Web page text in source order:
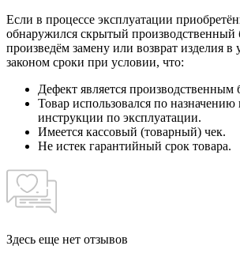
Если в процессе эксплуатации
обнаружился скрытый производственный
произведём замену или возврат изделия в
законом сроки при условии, что:
Дефект является производственным
Товар использовался по назначению
инструкции по эксплуатации.
Имеется кассовый (товарный) чек.
Не истек гарантийный срок товара.
Здесь еще нет отзывов